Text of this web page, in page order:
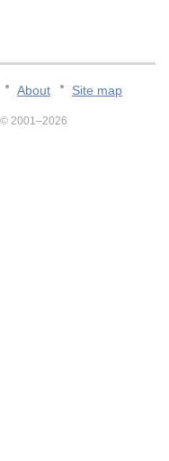
About Site map
2001–2026